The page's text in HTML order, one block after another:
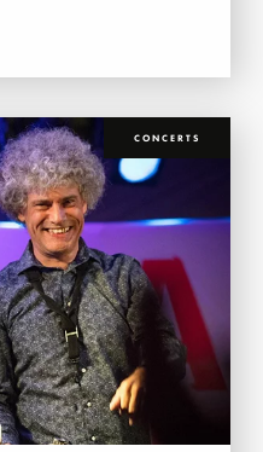
CONCERTS